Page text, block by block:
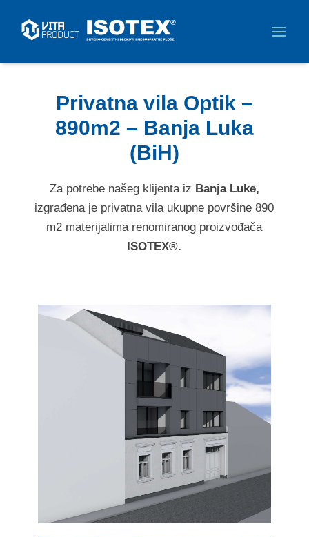
Privatna vila Optik –
890m2 – Banja Luka
(BiH)
Za potrebe našeg klijenta iz Banja Luke,
izgrađena je privatna vila ukupne površine 890
m2 materijalima renomiranog proizvođača
ISOTEX®.